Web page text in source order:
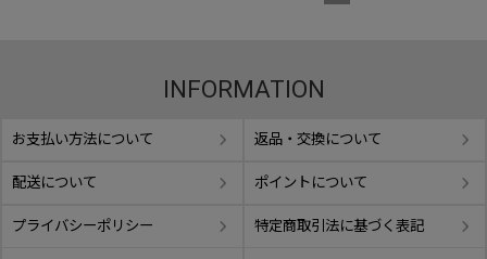
INFORMATION
お支払い方法について 返品・交換について
配送について ポイントについて
プライバシーポリシー 特定商取引法に基づく表記